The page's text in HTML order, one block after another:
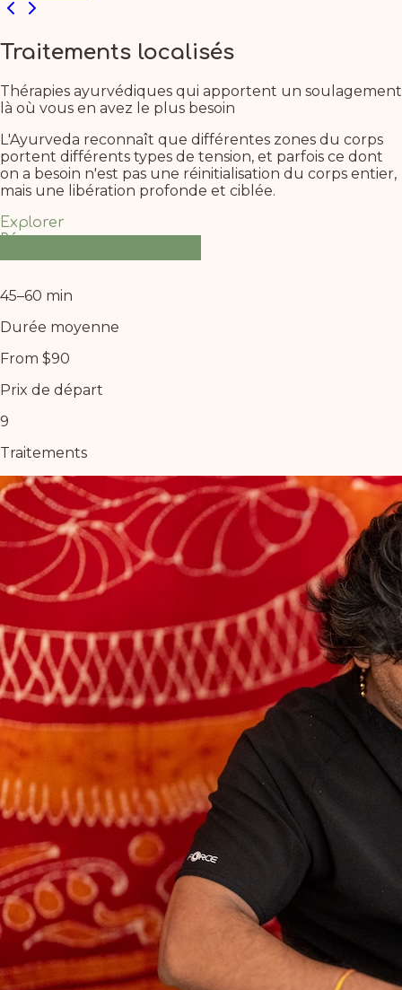
Traitements localisés
Thérapies ayurvédiques qui apportent un soulagement
là où vous en avez le plus besoin
L'Ayurveda reconnaît que différentes zones du corps
portent différents types de tension, et parfois ce dont
on a besoin n'est pas une réinitialisation du corps entier,
mais une libération profonde et ciblée.
Explorer
Réserver
45–60 min
Durée moyenne
From $90
Prix de départ
9
Traitements